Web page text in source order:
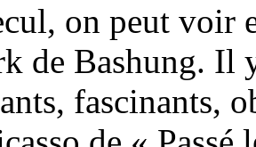
on peut voir
de Bashung. Il
fascinants,